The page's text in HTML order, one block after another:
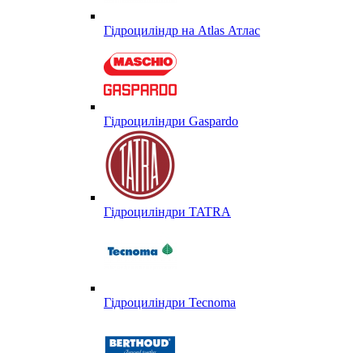
Гідроциліндр на Atlas Атлас
Гідроциліндри Gaspardo
Гідроциліндри TATRA
Гідроциліндри Tecnoma